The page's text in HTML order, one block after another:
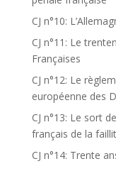
CJ n°10:
CJ n°11: Le
Françaises
CJ n°12: Le
européenne des
CJ n°13: Le sort
français de la
CJ n°14: Trente